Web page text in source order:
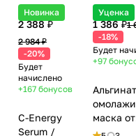
Новинка
2 388 ₽
2 984 ₽
-20%
Будет
начислено
+167 бонусов
С-Energy
Serum /
Уценка
1 386 ₽1
-18%
Будет
+97
маска от